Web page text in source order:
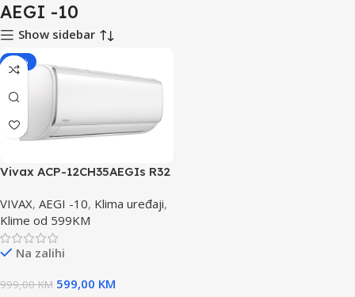
AEGI -10
Show sidebar
-40%
Vivax ACP-12CH35AEGIs R32
VIVAX, AEGI -10, Klima uređaji,
Klime od 599KM
Na zalihi
999,00KM 599,00 KM